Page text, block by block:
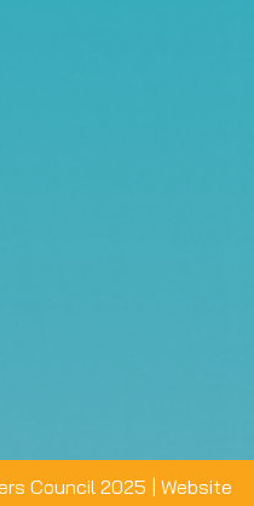
Council 2025 | Website